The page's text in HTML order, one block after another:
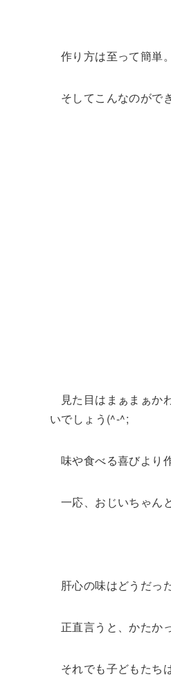
作り方は至って簡単
そしてこんなのがで
見た目はまぁまぁか
いでしょう(^-^;
味や食べる喜びより
一応、おじいちゃん
肝心の味はどうだっ
正直言うと、かたか
それでも子どもたち